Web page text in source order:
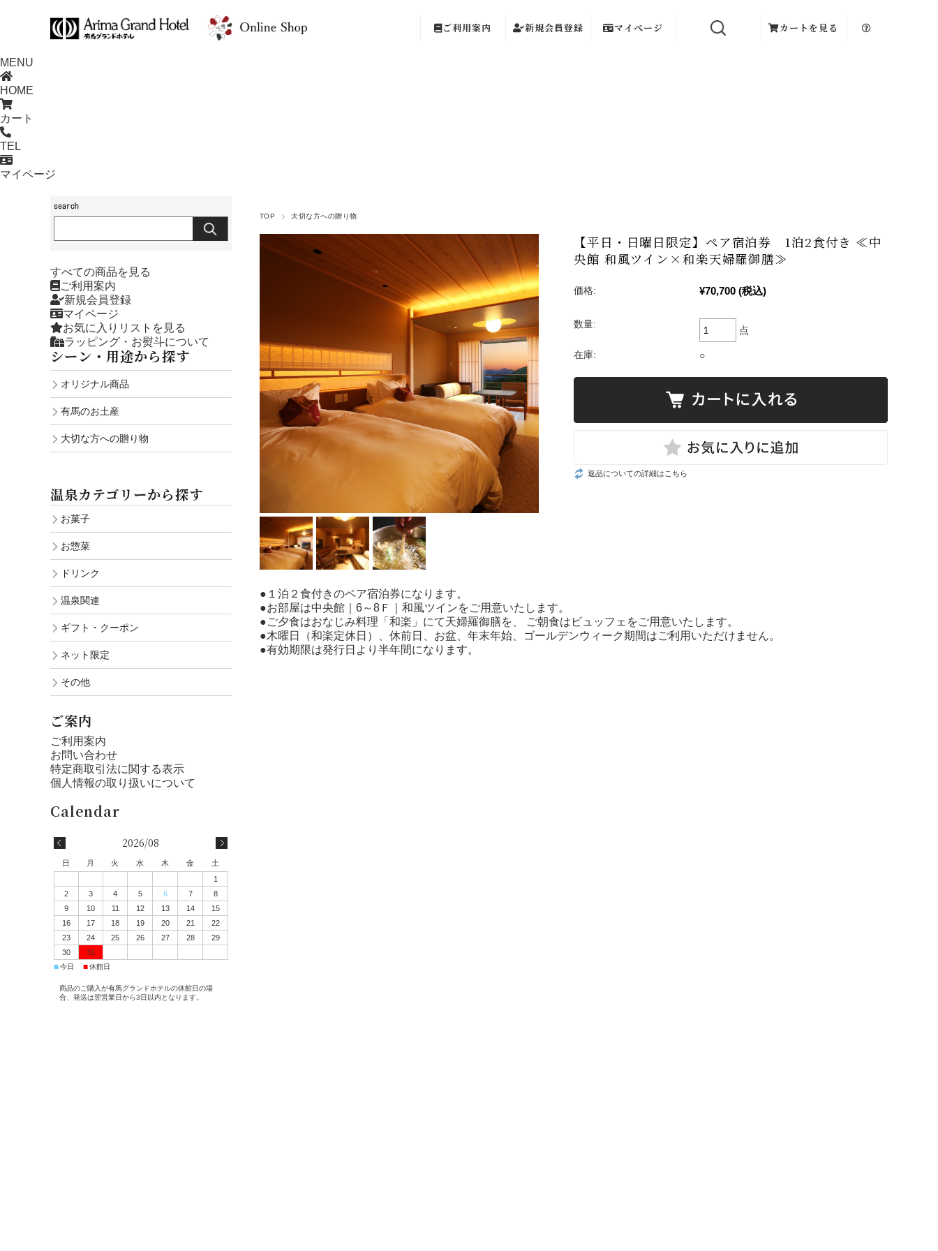
ご利用案内 新規会員登録 マイページ カートを見る
MENU
HOME
カート
TEL
マイページ
TOP 大切な方への贈り物
【平日・日曜日限定】ペア宿泊券 1泊2食付き ≪中
央館 和風ツイン×和楽天婦羅御膳≫
価格: ¥70,700 (税込)
数量:
点
在庫: ○
返品についての詳細はこちら
●１泊２食付きのペア宿泊券になります。
●お部屋は中央館｜6～8Ｆ｜和風ツインをご用意いたします。
●ご夕食はおなじみ料理「和楽」にて天婦羅御膳を、 ご朝食はビュッフェをご用意いたします。
●木曜日（和楽定休日）、休前日、お盆、年末年始、ゴールデンウィーク期間はご利用いただけません。
●有効期限は発行日より半年間になります。
すべての商品を見る
ご利用案内
新規会員登録
マイページ
お気に入りリストを見る
ラッピング・お熨斗について
シーン・用途から探す
オリジナル商品
有馬のお土産
大切な方への贈り物
温泉カテゴリーから探す
お菓子
お惣菜
ドリンク
温泉関連
ギフト・クーポン
ネット限定
その他
ご案内
ご利用案内
お問い合わせ
特定商取引法に関する表示
個人情報の取り扱いについて
2026/08
日 月 火 水 木 金
土
1
2
3 4 5 6 7
8
9
10 11 12 13 14
15
16
17 18 19 20 21
22
23
24 25 26 27 28
29
30
31
■今日 ■休館日
商品のご購入が有馬グランドホテルの休館日の場
合、発送は翌営業日から3日以内となります。